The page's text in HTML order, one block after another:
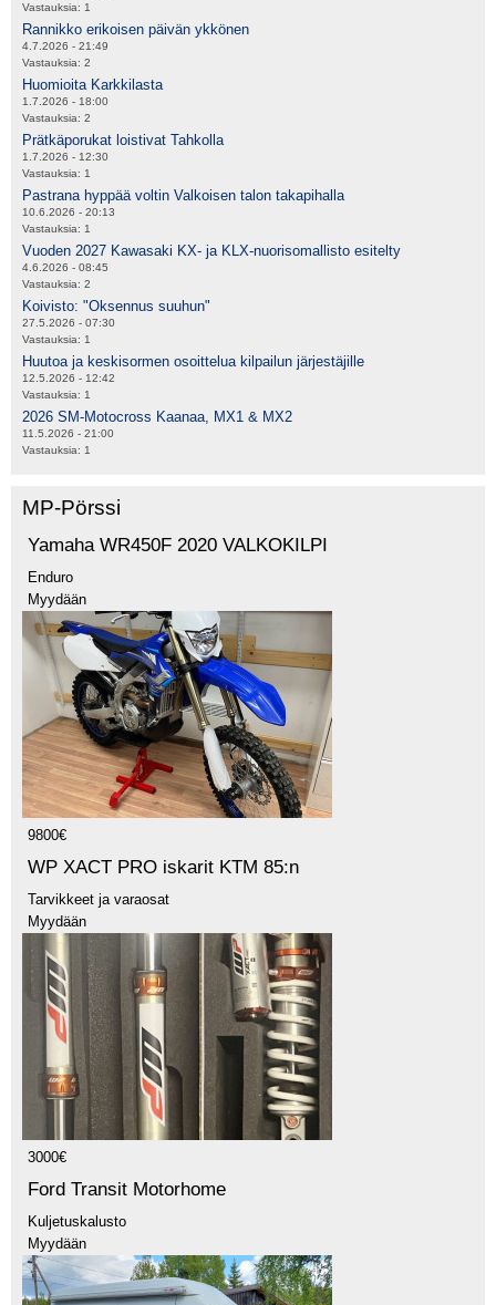
Vastauksia: 1
Rannikko erikoisen päivän ykkönen
4.7.2026 - 21:49
Vastauksia: 2
Huomioita Karkkilasta
1.7.2026 - 18:00
Vastauksia: 2
Prätkäporukat loistivat Tahkolla
1.7.2026 - 12:30
Vastauksia: 1
Pastrana hyppää voltin Valkoisen talon takapihalla
10.6.2026 - 20:13
Vastauksia: 1
Vuoden 2027 Kawasaki KX- ja KLX-nuorisomallisto esitelty
4.6.2026 - 08:45
Vastauksia: 2
Koivisto: "Oksennus suuhun"
27.5.2026 - 07:30
Vastauksia: 1
Huutoa ja keskisormen osoittelua kilpailun järjestäjille
12.5.2026 - 12:42
Vastauksia: 1
2026 SM-Motocross Kaanaa, MX1 & MX2
11.5.2026 - 21:00
Vastauksia: 1
MP-Pörssi
Yamaha WR450F 2020 VALKOKILPI
Enduro
Myydään
9800€
WP XACT PRO iskarit KTM 85:n
Tarvikkeet ja varaosat
Myydään
3000€
Ford Transit Motorhome
Kuljetuskalusto
Myydään